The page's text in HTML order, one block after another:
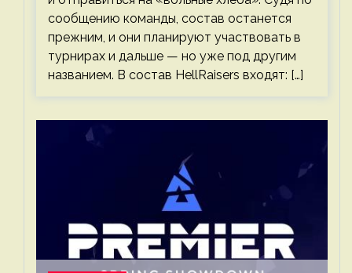
сообщению команды, состав останется
прежним, и они планируют участвовать в
турнирах и дальше — но уже под другим
названием. В состав HellRaisers входят: […]